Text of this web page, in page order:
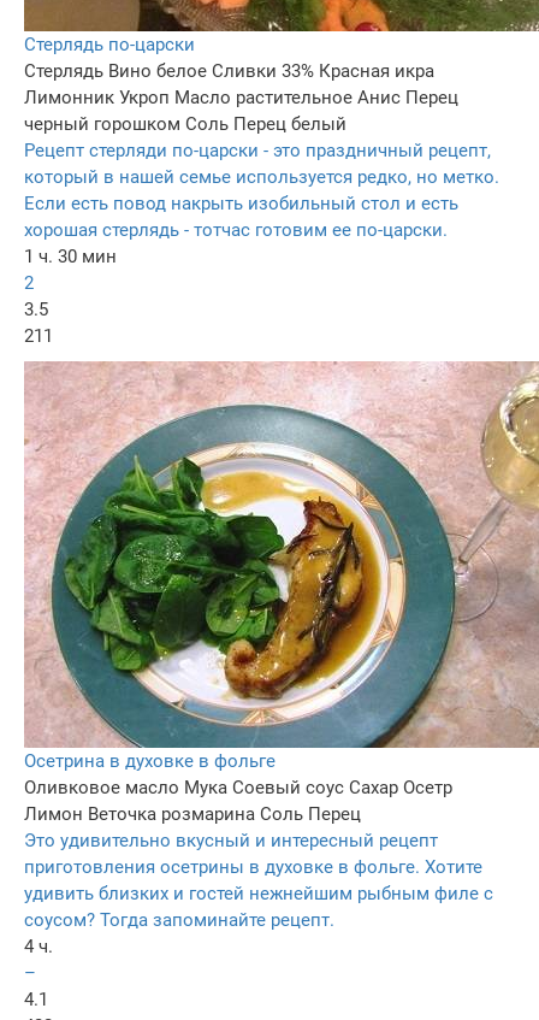
Стерлядь по-царски
Стерлядь Вино белое Сливки 33% Красная икра
Лимонник Укроп Масло растительное Анис Перец
черный горошком Соль Перец белый
Рецепт стерляди по-царски - это праздничный рецепт,
который в нашей семье используется редко, но метко.
Если есть повод накрыть изобильный стол и есть
хорошая стерлядь - тотчас готовим ее по-царски.
1 ч. 30 мин
2
3.5
211
Осетрина в духовке в фольге
Оливковое масло Мука Соевый соус Сахар Осетр
Лимон Веточка розмарина Соль Перец
Это удивительно вкусный и интересный рецепт
приготовления осетрины в духовке в фольге. Хотите
удивить близких и гостей нежнейшим рыбным филе с
соусом? Тогда запоминайте рецепт.
4 ч.
–
4.1